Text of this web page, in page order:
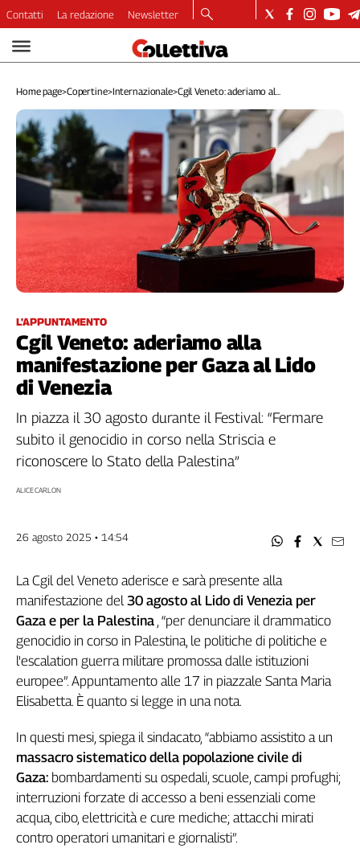
Video
Dirette
Longform
Copertine
Economia
Lavoro
Italia
Internazionale
Categorie
Filcams
Filctem
Fillea
Fiom
Flai
Fp
Slc
Spi
Inca
Caaf
Speciali
G8
Genova,
il
sangue
ragione
120
anni
Contatti La redazione Newsletter
Home page>Copertine>Internazionale>Cgil Veneto: aderiamo al...
L'APPUNTAMENTO
Cgil Veneto: aderiamo alla
manifestazione per Gaza al Lido
di Venezia
In piazza il 30 agosto durante il Festival: “Fermare
subito il genocidio in corso nella Striscia e
riconoscere lo Stato della Palestina”
ALICE CARLON
26 agosto 2025 • 14:54
La Cgil del Veneto aderisce e sarà presente alla
manifestazione del30 agosto al Lido di Venezia per
Gaza e per la Palestina , “per denunciare il drammatico
genocidio in corso in Palestina, le politiche di politiche e
l'escalation guerra militare promossa dalle istituzioni
europee”. Appuntamento alle 17 in piazzale Santa Maria
Elisabetta. È quanto si legge in una nota.
In questi mesi, spiega il sindacato, “abbiamo assistito a un
massacro sistematico della popolazione civile di
Gaza: bombardamenti su ospedali, scuole, campi profughi;
interruzioni forzate di accesso a beni essenziali come
acqua, cibo, elettricità e cure mediche; attacchi mirati
contro operatori umanitari e giornalisti”.